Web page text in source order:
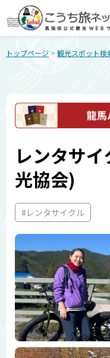
トップページ > 観光スポット検
レンタサ
光協会)
#レンタサイクル